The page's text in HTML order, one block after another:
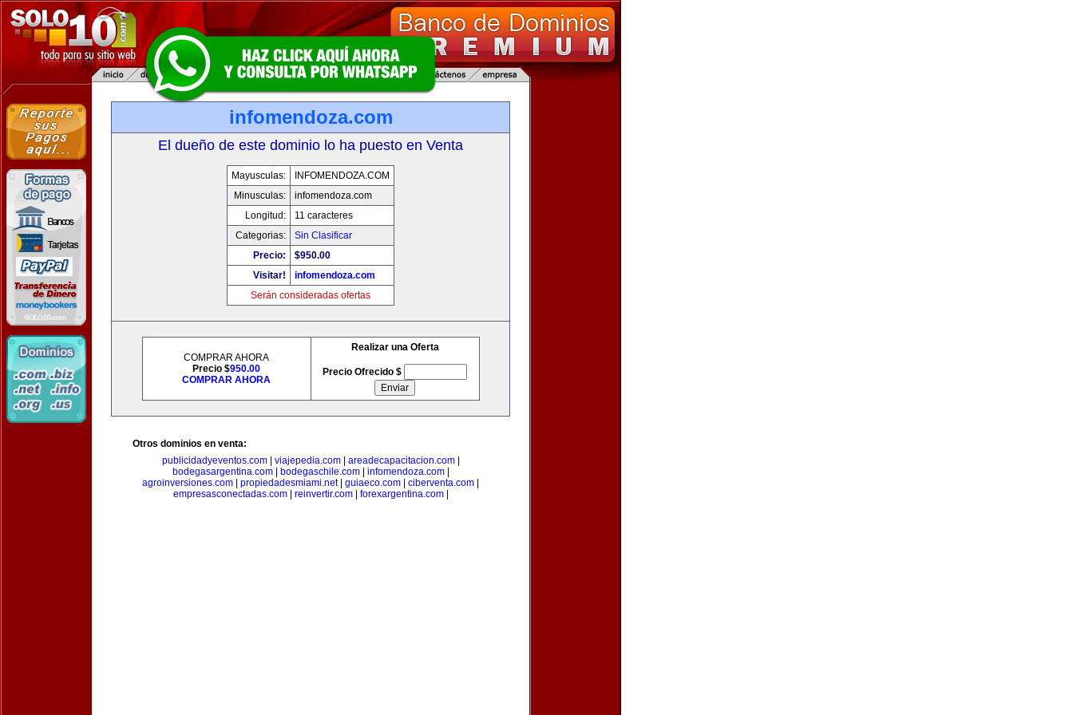
infomendoza.com
El dueño de este dominio lo ha puesto en Venta
Mayusculas:
INFOMENDOZA.COM
Minusculas:
infomendoza.com
Longitud:
11 caracteres
Categorias:
Sin Clasificar
Precio:
$950.00
Visitar!
infomendoza.com
Serán consideradas ofertas
COMPRAR AHORA
Precio $950.00
COMPRAR AHORA
Realizar una Oferta
Precio Ofrecido $
Otros dominios en venta:
publicidadyeventos.com| viajepedia.com| areadecapacitacion.com|
bodegasargentina.com| bodegaschile.com| infomendoza.com|
agroinversiones.com
propiedadesmiami.net| guiaeco.com ciberventa.com
empresasconectadas.com| reinvertir.com| forexargentina.com|